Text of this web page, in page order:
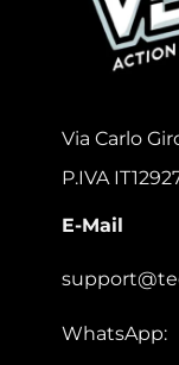
Via Carlo
P.IVA
E-Mail
WhatsApp: